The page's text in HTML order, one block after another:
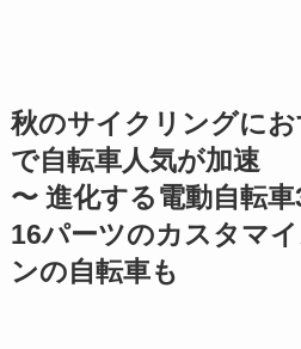
秋のサイクリングに
で自転車人気が加速
〜 進化する電動自転
16パーツのカスタマ
ンの自転車も